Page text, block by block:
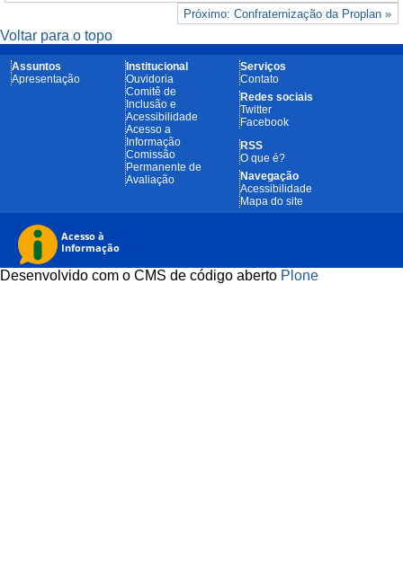
Próximo: Confraternização da Proplan »
Voltar para o topo
Assuntos
Apresentação
Institucional
Ouvidoria
Comitê de
Inclusão e
Acessibilidade
Acesso a
Informação
Comissão
Permanente de
Avaliação
Serviços
Contato
Redes sociais
Twitter
Facebook
RSS
O que é?
Navegação
Acessibilidade
Mapa do site
Desenvolvido com o CMS de código aberto Plone